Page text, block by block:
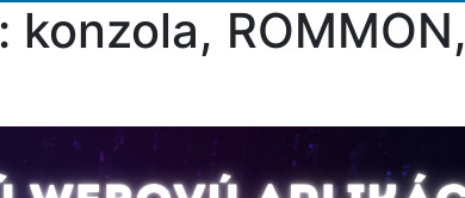
ROMMON,